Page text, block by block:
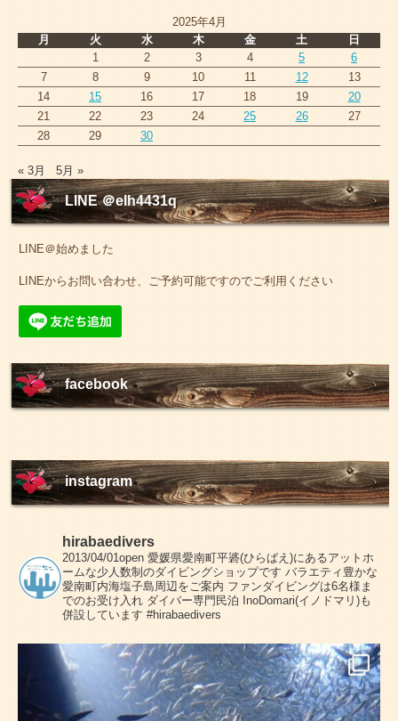
2025年4月
月
火 水 木 金 土
日
1
2 3 4 5
6
7
8 9 10 11 12
13
14
15 16 17 18 19
20
21
22 23 24 25 26
27
28
29 30
« 3月 5月 »
LINE ＠elh4431q
LINE＠始めました
LINEからお問い合わせ、ご予約可能ですのでご利用ください
facebook
instagram
hirabaedivers
2013/04/01open 愛媛県愛南町平碆(ひらばえ)にあるアットホ
ームな少人数制のダイビングショップです バラエティ豊かな
愛南町内海塩子島周辺をご案内 ファンダイビングは6名様ま
でのお受け入れ ダイバー専門民泊 InoDomari(イノドマリ)も
併設しています #hirabaedivers